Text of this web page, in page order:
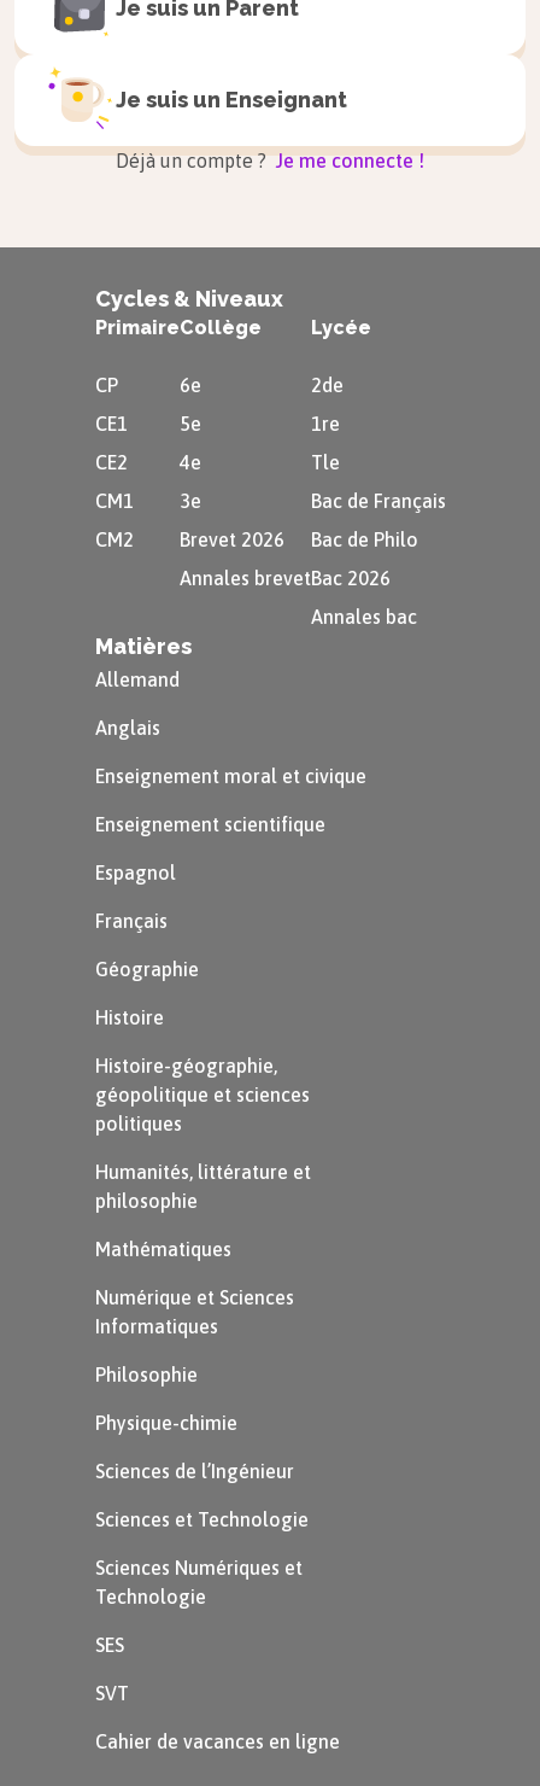
l’ axe de symétrie.
On place une équerre
perpendiculairement à l’axe de
On prolonge ce segment de l’autre
côté de l’axe de symétrie de la
même longueurmesurée à
l’étape 2, à l’aide la règle graduée.
Puis, on vérifie que le
segment
est au niveau de l’axe de symétrie.
On trace enfin le point
l’extrémité du segment prolongé.
Je suis un Parent
Je suis un Enseignant
Déjà un compte ? Je me connecte !
Cycles & Niveaux
Primaire
CP
CE1
CE2
CM1
CM2
Collège
6e
5e
4e
3e
Brevet 2026
Annales brevet
Lycée
2de
1re
Tle
Bac de Français
Bac de Philo
Bac 2026
Annales bac
Matières
Allemand
Anglais
Enseignement moral et civique
Enseignement scientifique
Espagnol
Français
Géographie
Histoire
Histoire-géographie,
géopolitique et sciences
politiques
Humanités, littérature et
philosophie
Mathématiques
Numérique et Sciences
Informatiques
Philosophie
Physique-chimie
Sciences de l’Ingénieur
Sciences et Technologie
Sciences Numériques et
Technologie
SES
SVT
Cahier de vacances en ligne